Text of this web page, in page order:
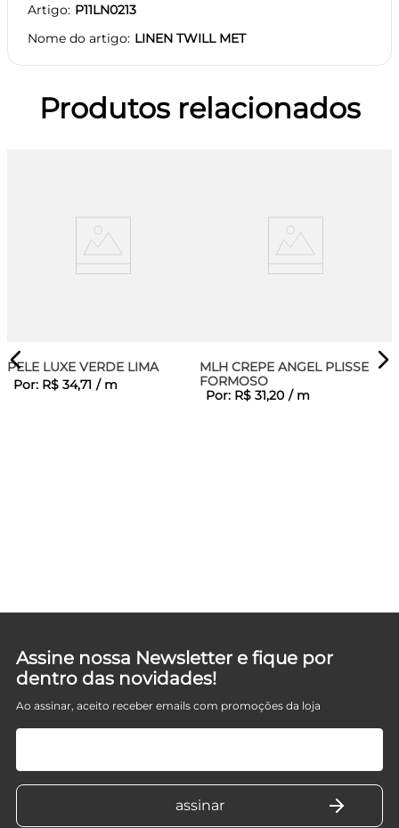
Artigo P11LN0213
Nome do artigo LINEN TWILL MET
Produtos relacionados
PELE LUXE VERDE LIMA
Por: R$ 34,71 / m
MLH CREPE ANGEL PLISSE
FORMOSO
Por: R$ 31,20 / m
Assine nossa Newsletter e fique por
dentro das novidades!
Ao assinar, aceito receber emails com promoções da loja